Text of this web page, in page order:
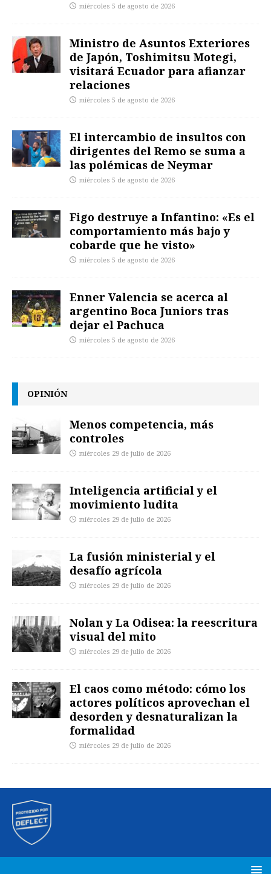
miércoles 5 de agosto de 2026
Ministro de Asuntos Exteriores
de Japón, Toshimitsu Motegi,
visitará Ecuador para afianzar
relaciones
miércoles 5 de agosto de 2026
El intercambio de insultos con
dirigentes del Remo se suma a
las polémicas de Neymar
miércoles 5 de agosto de 2026
Figo destruye a Infantino: «Es el
comportamiento más bajo y
cobarde que he visto»
miércoles 5 de agosto de 2026
Enner Valencia se acerca al
argentino Boca Juniors tras
dejar el Pachuca
miércoles 5 de agosto de 2026
OPINIÓN
Menos competencia, más
controles
miércoles 29 de julio de 2026
Inteligencia artificial y el
movimiento ludita
miércoles 29 de julio de 2026
La fusión ministerial y el
desafío agrícola
miércoles 29 de julio de 2026
Nolan y La Odisea: la reescritura
visual del mito
miércoles 29 de julio de 2026
El caos como método: cómo los
actores políticos aprovechan el
desorden y desnaturalizan la
formalidad
miércoles 29 de julio de 2026